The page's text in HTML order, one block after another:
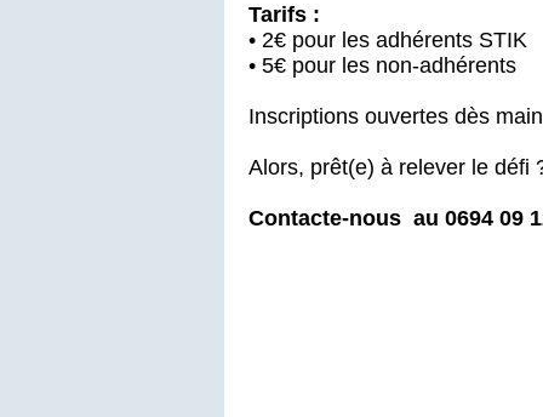
Tarifs :
• 2€ pour les adhérents STIK
• 5€ pour les non-adhérents
Inscriptions ouvertes dès
Alors, prêt(e) à relever le défi
Contacte-nous au 0694 09